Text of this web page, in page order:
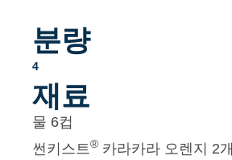
분량
4
재료
물 6컵
썬키스트® 카라카라 오렌지 2개